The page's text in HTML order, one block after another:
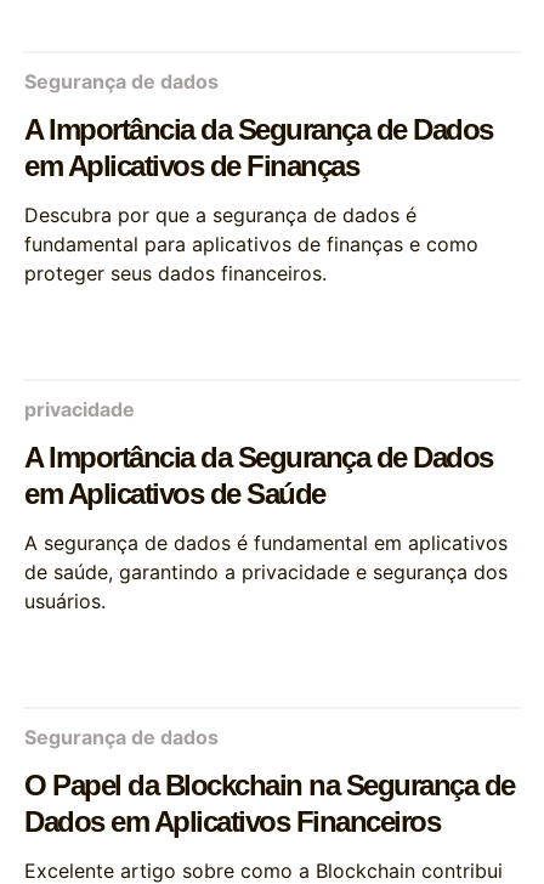
Segurança de dados
A Importância da Segurança de Dados
em Aplicativos de Finanças
Descubra por que a segurança de dados é
fundamental para aplicativos de finanças e como
proteger seus dados financeiros.
privacidade
A Importância da Segurança de Dados
em Aplicativos de Saúde
A segurança de dados é fundamental em aplicativos
de saúde, garantindo a privacidade e segurança dos
usuários.
Segurança de dados
O Papel da Blockchain na Segurança de
Dados em Aplicativos Financeiros
Excelente artigo sobre como a Blockchain contribui